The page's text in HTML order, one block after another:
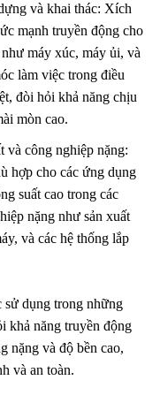
và khai thác: Xích
mạnh truyền động cho
máy xúc, máy ủi, và
làm việc trong điều
đòi hỏi khả năng chịu
mòn cao.
và công nghiệp nặng:
hợp cho các ứng dụng
suất cao trong các
nặng như sản xuất
và các hệ thống lắp
dụng trong những
khả năng truyền động
nặng và độ bền cao,
và an toàn.